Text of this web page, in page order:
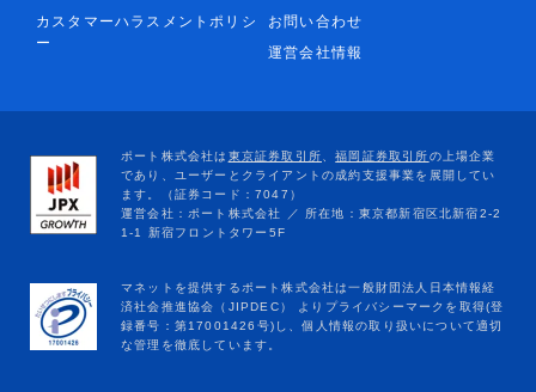
カスタマーハラスメントポリシ
ー
お問い合わせ
運営会社情報